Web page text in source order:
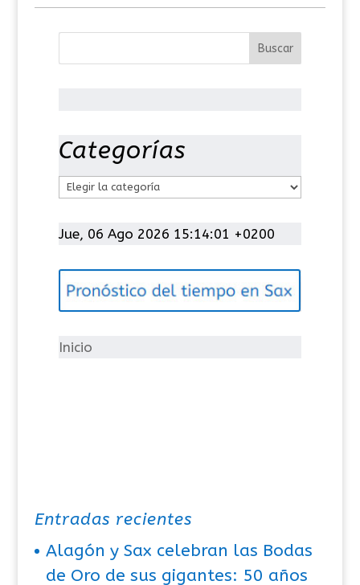
Categorías
t
g
í
Jue, 06 Ago 2026 15:14:01 +0200
Inicio
Entradas recientes
Alagón y Sax celebran las Bodas
de Oro de sus gigantes: 50 años